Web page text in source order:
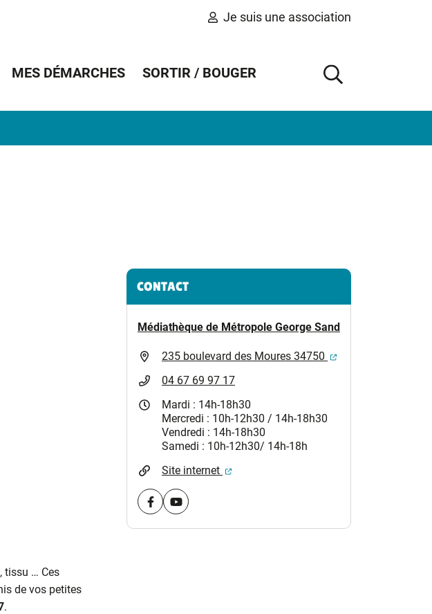
Je suis une association
MES DÉMARCHES SORTIR / BOUGER
AFFICHER
dans un nouvel onglet)
tissu … Ces
de vos petites
.
Informations complémentaires
CONTACT
Médiathèque de Métropole George Sand
235 boulevard des Moures 34750
(ouverture dans un
04 67 69 97 17
Mardi : 14h-18h30
Mercredi : 10h-12h30 / 14h-18h30
Vendredi : 14h-18h30
Samedi : 10h-12h30/ 14h-18h
Site internet
(ouverture dans un nouvel onglet)
Visiter la page Facebook (nouvelle fenêtre)
Visiter la page youtube (nouvelle fenêtre)